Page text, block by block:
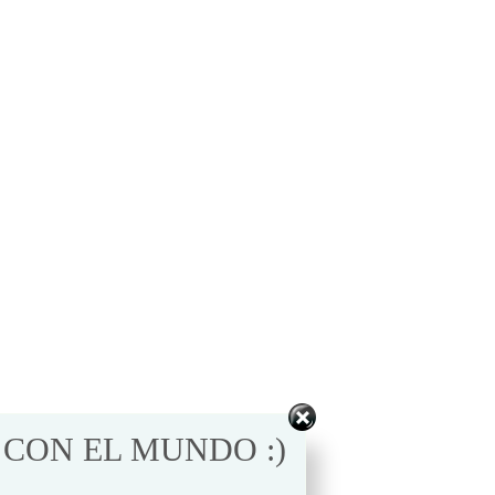
EL MUNDO :)